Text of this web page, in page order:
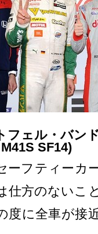
ェル・バン
SF14)
ーフティーカ
仕方のないこ
度に全車が接